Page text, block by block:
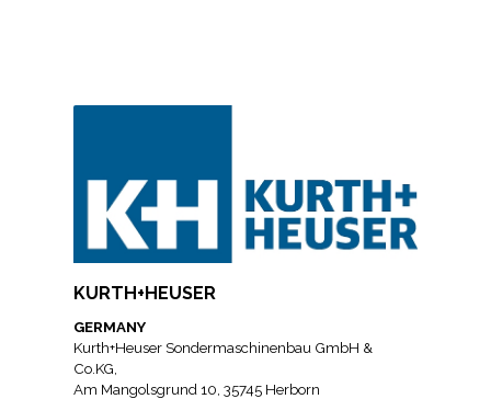
KURTH+HEUSER
GERMANY
Kurth+Heuser Sondermaschinenbau GmbH &
Co.KG,
Am Mangolsgrund 10, 35745 Herborn